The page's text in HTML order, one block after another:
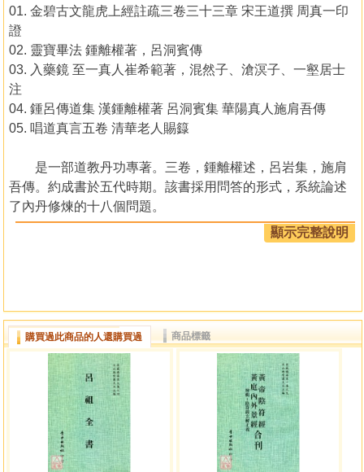
01. 金碧古文龍虎上經註疏三卷三十三章 宋王道撰 周真一印
證
02. 靈寶畢法 鍾離權著，呂洞賓傳
03. 入藥鏡 至一真人崔希範著，混然子、滄溟子、一壑居士
注
04. 鍾呂傳道集 漢鍾離權著 呂洞賓集 華陽真人施肩吾傳
05. 唱道真言五卷 清華老人賜籙
是一部道教丹功專著。三卷，鍾離權述，呂岩集，施肩
吾傳。約成書於五代時期。該書採用問答的形式，系統論述
了內丹修煉的十八個問題。
顯示完整說明
購買過此商品的人還購買過 商品標籤